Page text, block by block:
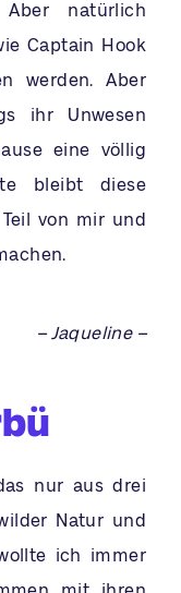
natürlich
Captain Hook
werden. Aber
ihr Unwesen
eine völlig
bleibt diese
von mir und
– Jaqueline –
nur aus drei
Natur und
ich immer